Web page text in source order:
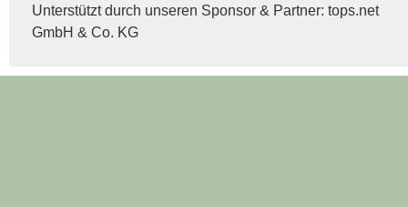
Unterstützt durch unseren Sponsor & Partner: tops.net
GmbH & Co. KG